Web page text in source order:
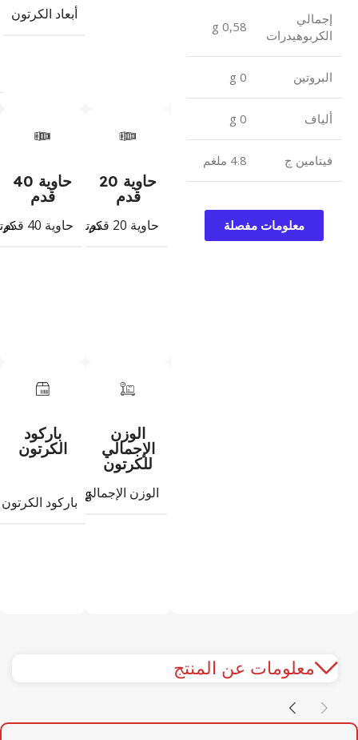
إجمالي
الكربوهيدرات
0,58 g
البروتين 0 g
ألياف 0 g
فيتامين ج 4.8 ملغم
معلومات مفصلة
أبعاد الكرتون
حاوية 20
قدم
حاوية 20 قدم 827كرتون
حاوية 40
قدم
حاوية 40 قدم
الوزن
الإجمالي
للكرتون
الوزن الإجمالي للكرتون
Kg
باركود
الكرتون
باركود الكرتون
معلومات عن المنتج